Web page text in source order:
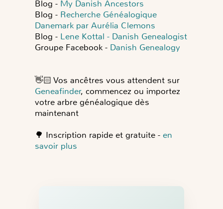
Blog - My Danish Ancestors
Blog - Recherche Généalogique
Danemark par Aurélia Clemons
Blog - Lene Kottal - Danish Genealogist
Groupe Facebook - Danish Genealogy
👋🏻 Vos ancêtres vous attendent sur
Geneafinder, commencez ou importez
votre arbre généalogique dès
maintenant
🌳 Inscription rapide et gratuite - en
savoir plus